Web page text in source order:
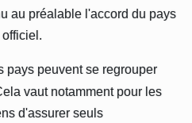
au préalable l'accord du pays
pays peuvent se regrouper
vaut notamment pour les
d'assurer seuls